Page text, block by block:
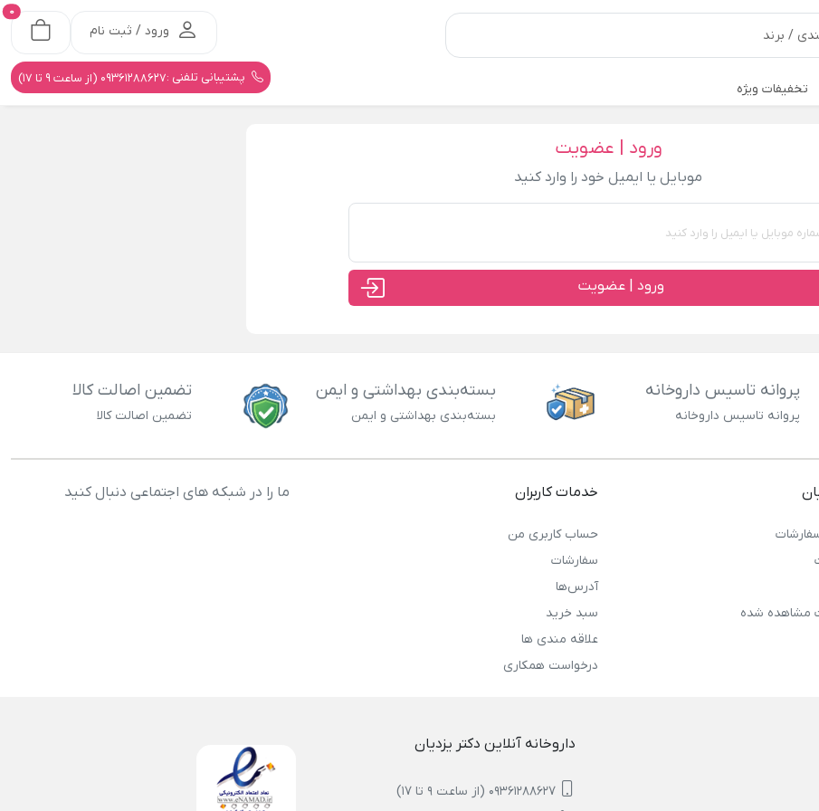
ورود / ثبت نام
0
پشتیبانی تلفنی :09361288627 (از ساعت 9 تا 17)
تخفیفات ویژه
ورود | عضویت
موبایل یا ایمیل خود را وارد کنید
ورود | عضویت
پروانه تاسیس داروخانه
پروانه تاسیس داروخانه
بسته‌بندی بهداشتی و ایمن
بسته‌بندی بهداشتی و ایمن
تضمین اصالت کالا
تضمین اصالت کالا
مشاهده شده
خدمات کاربران
حساب کاربری من
سفارشات
آدرس‌ها
سبد خرید
علاقه مندی ها
درخواست همکاری
ما را در شبکه های اجتماعی دنبال کنید
داروخانه آنلاین دکتر یزدیان
09361288627 (از ساعت 9 تا 17)